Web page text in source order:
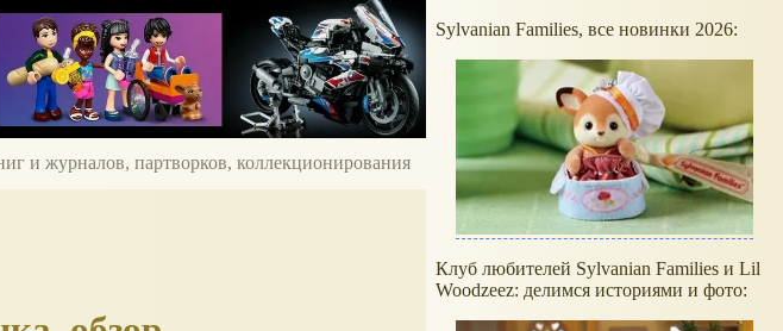
и журналов, партворков, коллекционирования
Sylvanian Families, все новинки 2026:
Клуб любителей Sylvanian Families и Lil
Woodzeez: делимся историями и фото: